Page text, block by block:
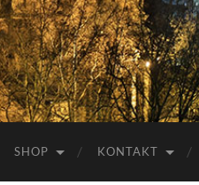
SHOP KONTAKT